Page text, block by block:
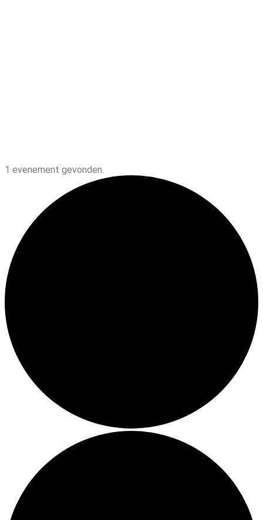
1 evenement gevonden.